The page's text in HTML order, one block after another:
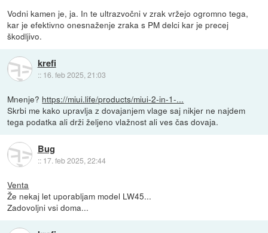
Vodni kamen je, ja. In te ultrazvočni v zrak vržejo ogromno tega,
kar je efektivno onesnaženje zraka s PM delci kar je precej
škodljivo.
krefi
:: 16. feb 2025, 21:03
Mnenje? https://miui.life/products/miui-2-in-1-...
Skrbi me kako upravlja z dovajanjem vlage saj nikjer ne najdem
tega podatka ali drži željeno vlažnost ali ves čas dovaja.
Bug
:: 17. feb 2025, 22:44
Venta
Že nekaj let uporabljam model LW45...
Zadovoljni vsi doma...